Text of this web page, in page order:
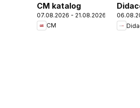
CM katalog
07.08.2026 - 21.08.2026
CM